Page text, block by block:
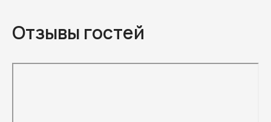
Отзывы гостей